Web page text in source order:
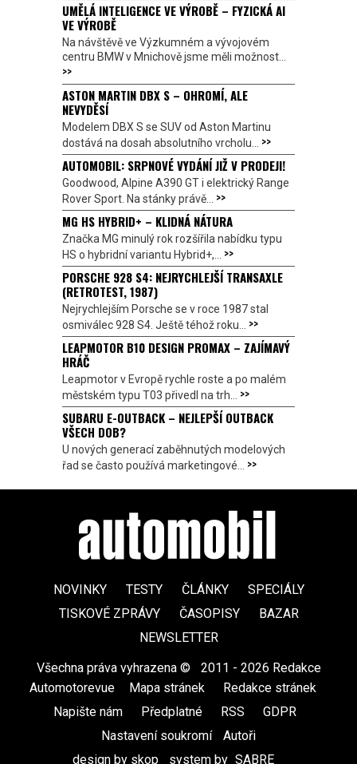
UMĚLÁ INTELIGENCE VE VÝROBĚ – FYZICKÁ AI
VE VÝROBĚ
Na návštěvě ve Výzkumném a vývojovém
centru BMW v Mnichově jsme měli možnost...
>>
ASTON MARTIN DBX S – OHROMÍ, ALE
NEVYDĚSÍ
Modelem DBX S se SUV od Aston Martinu
dostává na dosah absolutního vrcholu... >>
AUTOMOBIL: SRPNOVÉ VYDÁNÍ JIŽ V PRODEJI!
Goodwood, Alpine A390 GT i elektrický Range
Rover Sport. Na stánky právě... >>
MG HS HYBRID+ – KLIDNÁ NÁTURA
Značka MG minulý rok rozšířila nabídku typu
HS o hybridní variantu Hybrid+,... >>
PORSCHE 928 S4: NEJRYCHLEJŠÍ TRANSAXLE
(RETROTEST, 1987)
Nejrychlejším Porsche se v roce 1987 stal
osmiválec 928 S4. Ještě téhož roku... >>
LEAPMOTOR B10 DESIGN PROMAX – ZAJÍMAVÝ
HRÁČ
Leapmotor v Evropě rychle roste a po malém
městském typu T03 přivedl na trh... >>
SUBARU E-OUTBACK – NEJLEPŠÍ OUTBACK
VŠECH DOB?
U nových generací zaběhnutých modelových
řad se často používá marketingové... >>
NOVINKY TESTY ČLÁNKY
SPECIÁLY
TISKOVÉ ZPRÁVY
ČASOPISY
BAZAR
NEWSLETTER
Všechna práva vyhrazena ©
2011 - 2026 Redakce
Automotorevue
Mapa stránek Redakce stránek
Napište nám
Předplatné RSS GDPR
Nastavení soukromí
Autoři
design by skop
system by SABRE